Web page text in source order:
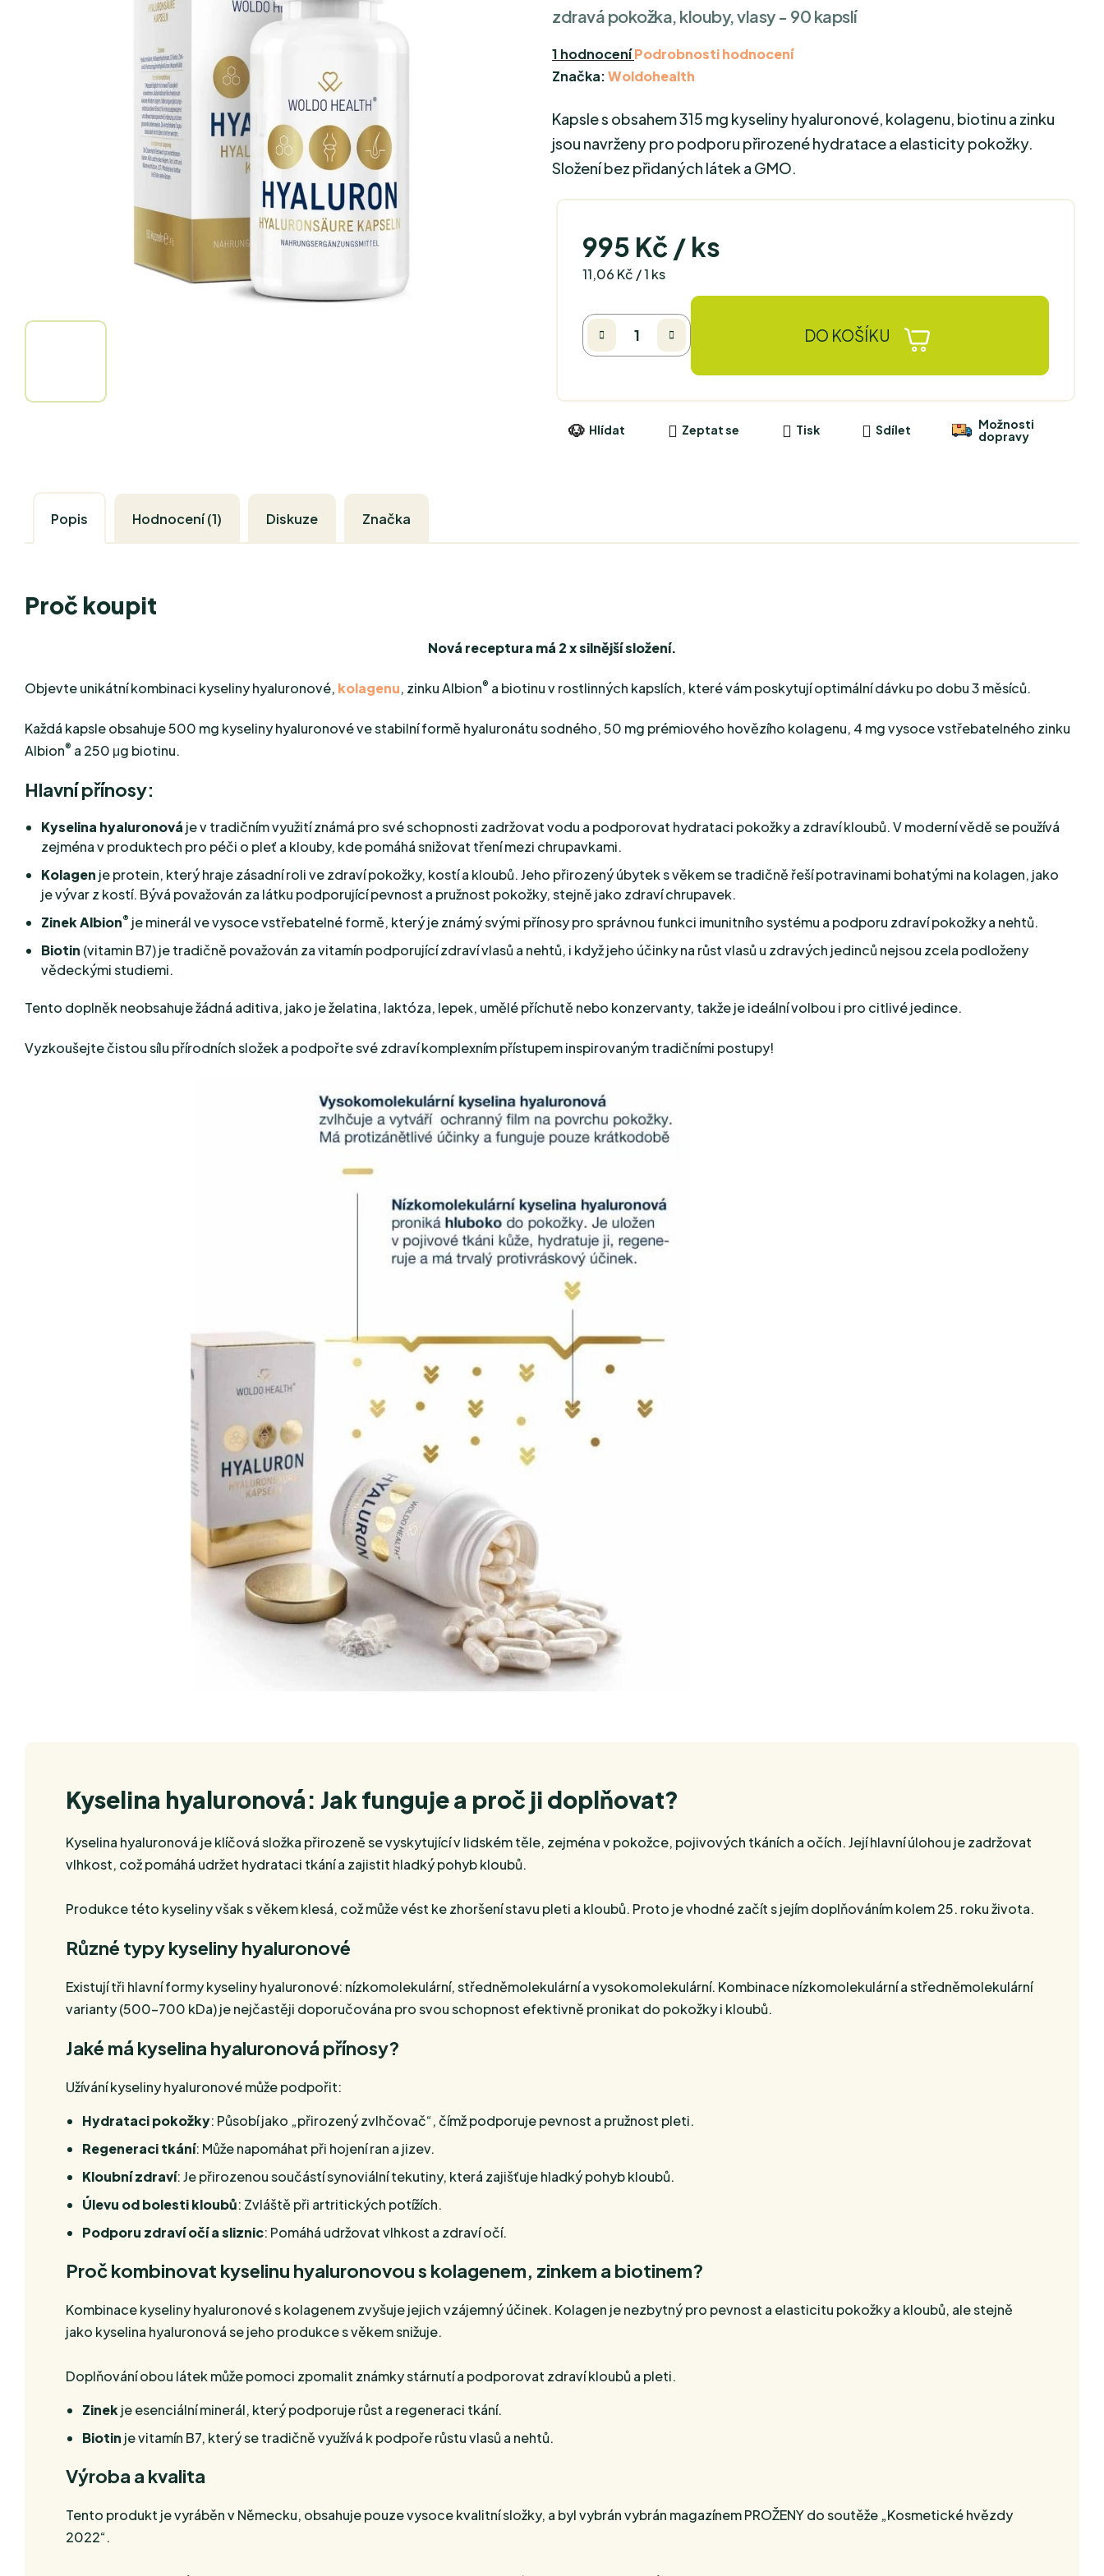
zdravá pokožka, klouby, vlasy - 90 kapslí
Průměrné
hodnocení
je
5,0
z
hvězdiček.
1 hodnoceníPodrobnosti hodnocení
Značka:Woldohealth
Kapsle s obsahem 315 mg kyseliny hyaluronové, kolagenu, biotinu a zinku
jsou navrženy pro podporu přirozené hydratace a elasticity pokožky.
Složení bez přidaných látek a GMO.
995 Kč / ks
Měrná cena:
11,06 Kč / 1 ks
DO KOŠÍKU
Tisk
Zeptat se
Hlídat Sdílet
Možnosti
dopravy
Popis Hodnocení (1) Diskuze Značka
Proč koupit
Nová receptura má 2 x silnější složení.
Objevte unikátní kombinaci kyseliny hyaluronové, kolagenu, zinku Albion® a biotinu v rostlinných kapslích, které vám poskytují optimální dávku po dobu 3 měsíců.
Každá kapsle obsahuje 500 mg kyseliny hyaluronové ve stabilní formě hyaluronátu sodného, 50 mg prémiového hovězího kolagenu, 4 mg vysoce vstřebatelného zinku
Albion® a 250 μg biotinu.
Hlavní přínosy:
Kyselina hyaluronová je v tradičním využití známá pro své schopnosti zadržovat vodu a podporovat hydrataci pokožky a zdraví kloubů. V moderní vědě se používá
zejména v produktech pro péči o pleť a klouby, kde pomáhá snižovat tření mezi chrupavkami.
Kolagen je protein, který hraje zásadní roli ve zdraví pokožky, kostí a kloubů. Jeho přirozený úbytek s věkem se tradičně řeší potravinami bohatými na kolagen, jako
je vývar z kostí. Bývá považován za látku podporující pevnost a pružnost pokožky, stejně jako zdraví chrupavek.
Zinek Albion® je minerál ve vysoce vstřebatelné formě, který je známý svými přínosy pro správnou funkci imunitního systému a podporu zdraví pokožky a nehtů.
Biotin (vitamin B7) je tradičně považován za vitamín podporující zdraví vlasů a nehtů, i když jeho účinky na růst vlasů u zdravých jedinců nejsou zcela podloženy
vědeckými studiemi.
Tento doplněk neobsahuje žádná aditiva, jako je želatina, laktóza, lepek, umělé příchutě nebo konzervanty, takže je ideální volbou i pro citlivé jedince.
Vyzkoušejte čistou sílu přírodních složek a podpořte své zdraví komplexním přístupem inspirovaným tradičními postupy!
Kyselina hyaluronová: Jak funguje a proč ji doplňovat?
Kyselina hyaluronová je klíčová složka přirozeně se vyskytující v lidském těle, zejména v pokožce, pojivových tkáních a očích. Její hlavní úlohou je zadržovat
vlhkost, což pomáhá udržet hydrataci tkání a zajistit hladký pohyb kloubů.
Produkce této kyseliny však s věkem klesá, což může vést ke zhoršení stavu pleti a kloubů. Proto je vhodné začít s jejím doplňováním kolem 25. roku života.
Různé typy kyseliny hyaluronové
Existují tři hlavní formy kyseliny hyaluronové: nízkomolekulární, středněmolekulární a vysokomolekulární. Kombinace nízkomolekulární a středněmolekulární
varianty (500–700 kDa) je nejčastěji doporučována pro svou schopnost efektivně pronikat do pokožky i kloubů.
Jaké má kyselina hyaluronová přínosy?
Užívání kyseliny hyaluronové může podpořit:
Hydrataci pokožky: Působí jako „přirozený zvlhčovač“, čímž podporuje pevnost a pružnost pleti.
Regeneraci tkání: Může napomáhat při hojení ran a jizev.
Kloubní zdraví: Je přirozenou součástí synoviální tekutiny, která zajišťuje hladký pohyb kloubů.
Úlevu od bolesti kloubů: Zvláště při artritických potížích.
Podporu zdraví očí a sliznic: Pomáhá udržovat vlhkost a zdraví očí.
Proč kombinovat kyselinu hyaluronovou s kolagenem, zinkem a biotinem?
Kombinace kyseliny hyaluronové s kolagenem zvyšuje jejich vzájemný účinek. Kolagen je nezbytný pro pevnost a elasticitu pokožky a kloubů, ale stejně
jako kyselina hyaluronová se jeho produkce s věkem snižuje.
Doplňování obou látek může pomoci zpomalit známky stárnutí a podporovat zdraví kloubů a pleti.
Zinekje esenciální minerál, který podporuje růst a regeneraci tkání.
Biotin je vitamín B7, který se tradičně využívá k podpoře růstu vlasů a nehtů.
Výroba a kvalita
Tento produkt je vyráběn v Německu, obsahuje pouze vysoce kvalitní složky, a byl vybrán vybrán magazínem PROŽENY do soutěže „Kosmetické hvězdy
2022“.